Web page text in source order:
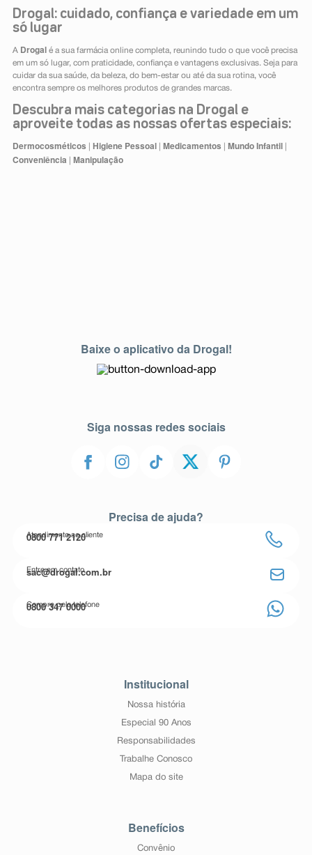
Drogal: cuidado, confiança e variedade em um
só lugar
A Drogal é a sua farmácia online completa, reunindo tudo o que você precisa
em um só lugar, com praticidade, confiança e vantagens exclusivas. Seja para
cuidar da sua saúde, da beleza, do bem-estar ou até da sua rotina, você
encontra sempre os melhores produtos de grandes marcas.
Descubra mais categorias na Drogal e
aproveite todas as nossas ofertas especiais:
Dermocosméticos Higiene Pessoal Medicamentos Mundo Infantil
Conveniência Manipulação
Baixe o aplicativo da Drogal!
Siga nossas redes sociais
Precisa de ajuda?
Atendimento ao cliente
0800 771 2120
Entre em contato
sac@drogal.com.br
Compre pelo telefone
0800 347 0000
Institucional
Nossa história
Especial 90 Anos
Responsabilidades
Trabalhe Conosco
Mapa do site
Benefícios
Convênio